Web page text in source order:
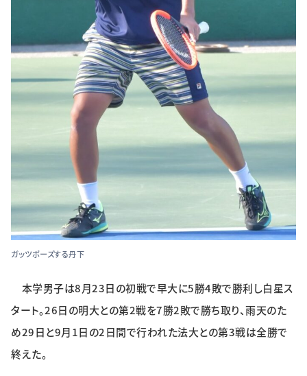
ガッツポーズする丹下
本学男子は8月23日の初戦で早大に5勝4敗で勝利し白星ス
タート。26日の明大との第2戦を7勝2敗で勝ち取り、雨天のた
め29日と9月1日の2日間で行われた法大との第3戦は全勝で
終えた。